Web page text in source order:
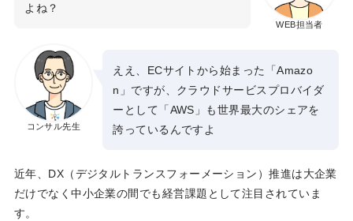
WEB担当者
よね？
コンサル先生
ええ、ECサイトから始まった「Amazo
n」ですが、クラウドサービスプロバイダ
ーとして「AWS」も世界最大のシェアを
誇っているんですよ
近年、DX（デジタルトランスフォーメーション）推進は大企業
だけでなく中小企業の間でも経営課題として注目されていま
す。